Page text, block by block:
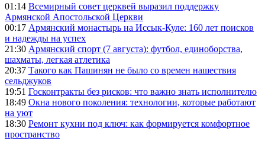
01:14 Всемирный совет церквей выразил поддержку
Армянской Апостольской Церкви
00:17 Армянский монастырь на Иссык-Куле: 160 лет поисков
и надежды на успех
21:30 Армянский спорт (7 августа): футбол, единоборства,
шахматы, легкая атлетика
20:37 Такого как Пашинян не было со времен нашествия
сельджуков
19:51 Госконтракты без рисков: что важно знать исполнителю
18:49 Окна нового поколения: технологии, которые работают
на уют
18:30 Ремонт кухни под ключ: как формируется комфортное
пространство